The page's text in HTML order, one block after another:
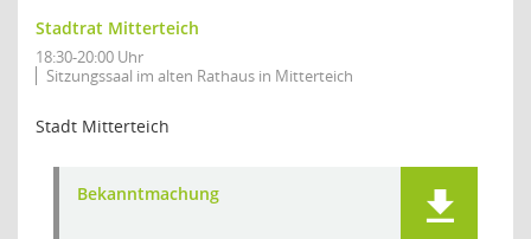
Stadtrat Mitterteich
18:30-20:00 Uhr
Sitzungssaal im alten Rathaus in Mitterteich
Stadt Mitterteich
Bekanntmachung